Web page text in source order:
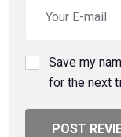
Save my
for the next
POST